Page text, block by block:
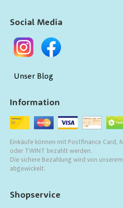
Shopservice
Information
Einkäufe können mit Postfinance Card,
oder TWINT bezahlt werden.
Die sichere Bezahlung wird von
abgewickelt.
Social Media
Unser Blog